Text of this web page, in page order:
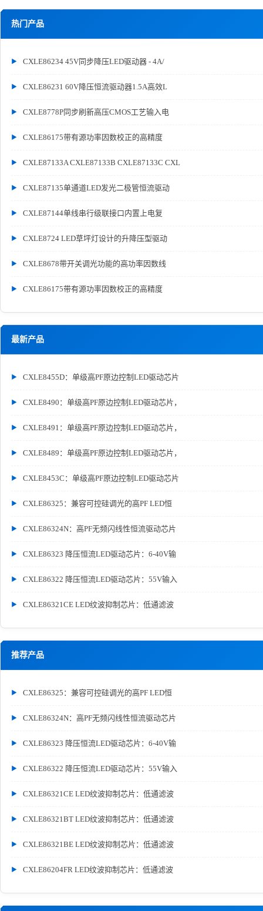
热门产品
CXLE86234 45V同步降压LED驱动器 - 4A/
CXLE86231 60V降压恒流驱动器1.5A高效L
CXLE8778P同步刷新高压CMOS工艺输入电
CXLE86175带有源功率因数校正的高精度
CXLE87133A CXLE87133B CXLE87133C CXL
CXLE87135单通道LED发光二极管恒流驱动
CXLE87144单线串行级联接口内置上电复
CXLE8724 LED草坪灯设计的升降压型驱动
CXLE8678带开关调光功能的高功率因数线
CXLE86175带有源功率因数校正的高精度
最新产品
CXLE8455D：单级高PF原边控制LED驱动芯片
CXLE8490：单级高PF原边控制LED驱动芯片，
CXLE8491：单级高PF原边控制LED驱动芯片，
CXLE8489：单级高PF原边控制LED驱动芯片，
CXLE8453C：单级高PF原边控制LED驱动芯片
CXLE86325：兼容可控硅调光的高PF LED恒
CXLE86324N：高PF无频闪线性恒流驱动芯片
CXLE86323 降压恒流LED驱动芯片：6-40V输
CXLE86322 降压恒流LED驱动芯片：55V输入
CXLE86321CE LED纹波抑制芯片：低通滤波
推荐产品
CXLE86325：兼容可控硅调光的高PF LED恒
CXLE86324N：高PF无频闪线性恒流驱动芯片
CXLE86323 降压恒流LED驱动芯片：6-40V输
CXLE86322 降压恒流LED驱动芯片：55V输入
CXLE86321CE LED纹波抑制芯片：低通滤波
CXLE86321BT LED纹波抑制芯片：低通滤波
CXLE86321BE LED纹波抑制芯片：低通滤波
CXLE86204FR LED纹波抑制芯片：低通滤波